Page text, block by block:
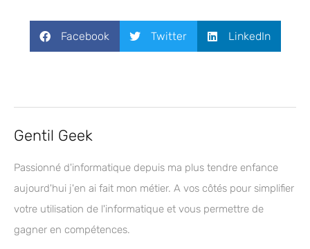
Facebook Twitter LinkedIn
Gentil Geek
Passionné d'informatique depuis ma plus tendre enfance
aujourd'hui j'en ai fait mon métier. A vos côtés pour simplifier
votre utilisation de l'informatique et vous permettre de
gagner en compétences.